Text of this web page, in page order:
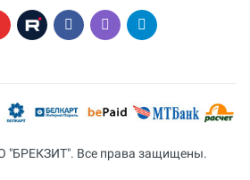
"БРЕКЗИТ". Все права защищены.